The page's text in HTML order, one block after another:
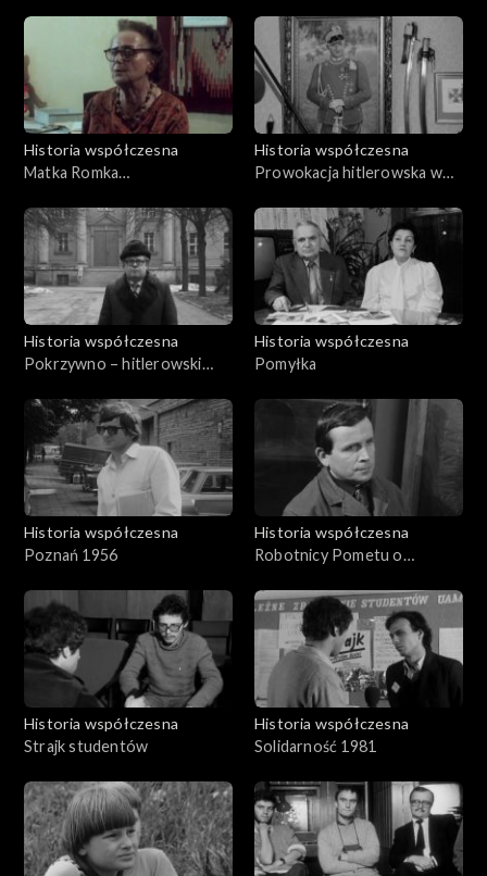
Historia współczesna
Matka Romka
Historia współczesna
Prowokacja hitlerowska w
Historia współczesna
Pokrzywno – hitlerowski
Historia współczesna
Pomyłka
Historia współczesna
Poznań 1956
Historia współczesna
Robotnicy Pometu o
Historia współczesna
Strajk studentów
Historia współczesna
Solidarność 1981